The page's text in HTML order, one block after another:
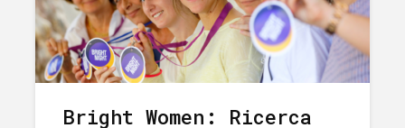
Bright Women: Ricerca